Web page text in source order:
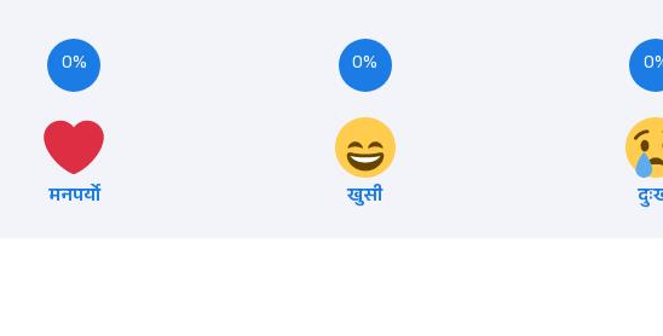
0%
मनपर्यो
0%
खुसी